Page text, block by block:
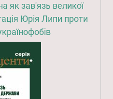
як зав'язь великої
Юрія Липи проти